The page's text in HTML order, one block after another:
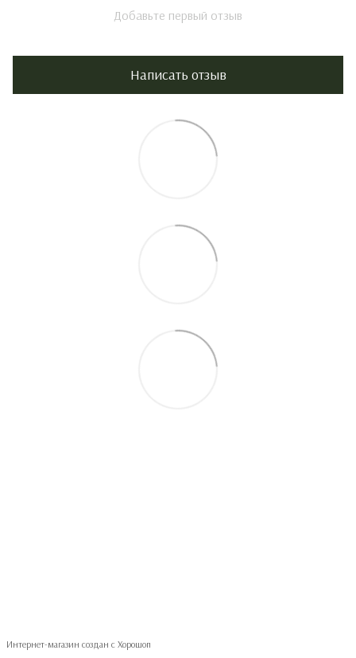
Добавьте первый отзыв
Написать отзыв
Интернет-магазин создан с Хорошоп